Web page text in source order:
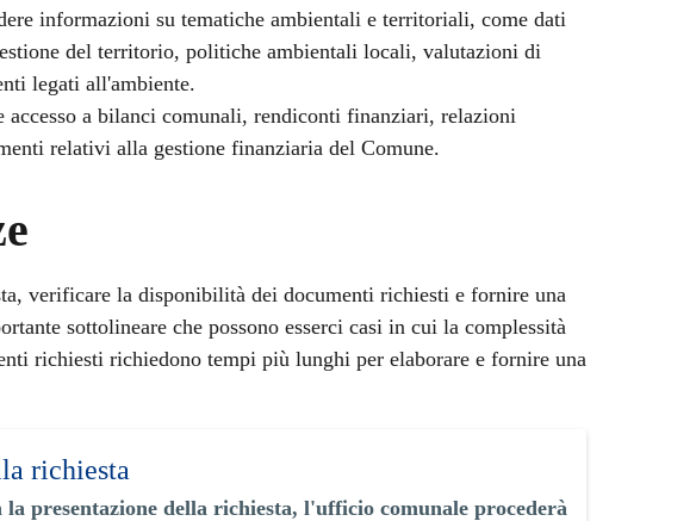
informazioni su tematiche ambientali e territoriali, come dati
del territorio, politiche ambientali locali, valutazioni di
legati all'ambiente.
a bilanci comunali, rendiconti finanziari, relazioni
relativi alla gestione finanziaria del Comune.
verificare la disponibilità dei documenti richiesti e fornire una
sottolineare che possono esserci casi in cui la complessità
richiesti richiedono tempi più lunghi per elaborare e fornire una
richiesta
presentazione della richiesta, l'ufficio comunale procederà